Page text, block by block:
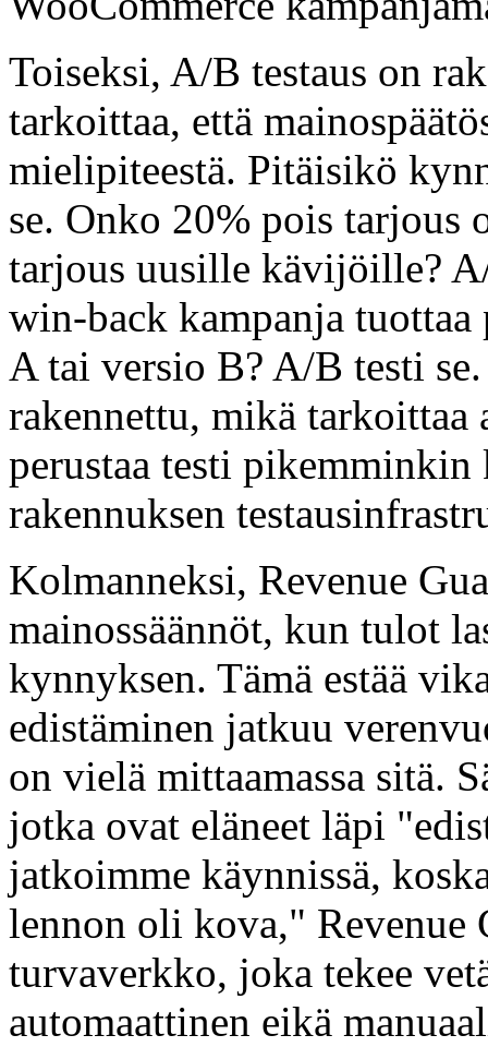
Toiseksi, A/B testaus on
tarkoittaa, että
mielipiteestä. Pitäisikö
se. Onko 20% pois
tarjous uusille kävijöille?
win-back kampanja tuottaa
A tai versio B? A/B testi
rakennettu, mikä
perustaa testi
rakennuksen
Kolmanneksi, Revenue
mainossäännöt, kun tulot
kynnyksen. Tämä estää
edistäminen jatkuu
on vielä mittaamassa sitä.
jotka ovat eläneet läpi
jatkoimme käynnissä,
lennon oli kova," Revenue
turvaverkko, joka tekee
automaattinen eikä